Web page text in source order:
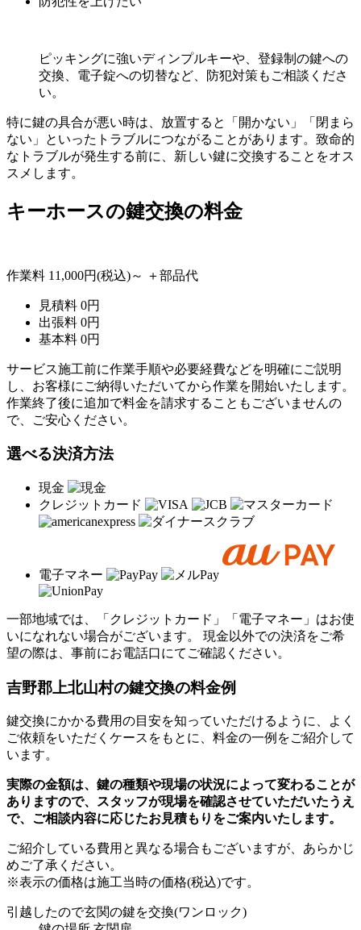
ピッキングに強いディンプルキーや、登録制の鍵への
交換、電子錠への切替など、防犯対策もご相談くださ
い。
特に鍵の具合が悪い時は、放置すると「開かない」「閉まら
ない」といったトラブルにつながることがあります。致命的
なトラブルが発生する前に、新しい鍵に交換することをオス
スメします。
キーホースの鍵交換の料金
作業料 11,000円(税込)～ ＋部品代
見積料 0円
出張料 0円
基本料 0円
サービス施工前に作業手順や必要経費などを明確にご説明
し、お客様にご納得いただいてから作業を開始いたします。
作業終了後に追加で料金を請求することもございませんの
で、ご安心ください。
選べる決済方法
現金
クレジットカード
電子マネー
一部地域では、「クレジットカード」「電子マネー」はお使
いになれない場合がございます。 現金以外での決済をご希
望の際は、事前にお電話口にてご確認ください。
吉野郡上北山村の鍵交換の料金例
鍵交換にかかる費用の目安を知っていただけるように、よく
ご依頼をいただくケースをもとに、料金の一例をご紹介して
います。
実際の金額は、鍵の種類や現場の状況によって変わることが
ありますので、スタッフが現場を確認させていただいたうえ
で、ご相談内容に応じたお見積もりをご案内いたします。
ご紹介している費用と異なる場合もございますが、あらかじ
めご了承ください。
※表示の価格は施工当時の価格(税込)です。
引越したので玄関の鍵を交換(ワンロック)